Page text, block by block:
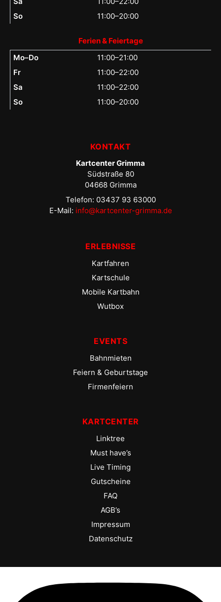
So
11:00–20:00
Ferien & Feiertage
Mo–Do
11:00–21:00
Fr
11:00–22:00
Sa
11:00–22:00
So
11:00–20:00
KONTAKT
Kartcenter Grimma
Südstraße 80
04668 Grimma
Telefon: 03437 93 63000
E-Mail: info@kartcenter-grimma.de
ERLEBNISSE
Kartfahren
Kartschule
Mobile Kartbahn
Wutbox
EVENTS
Bahnmieten
Feiern & Geburtstage
Firmenfeiern
KARTCENTER
Linktree
Must have’s
Live Timing
Gutscheine
FAQ
AGB’s
Impressum
Datenschutz